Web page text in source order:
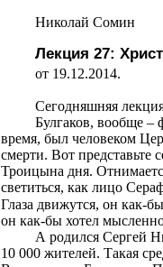
Николай Сомин
Лекция 27:
от 19.12.2014.
Сегодняшняя
Булгаков, вообще –
время, был человеком
смерти. Вот представьте
Троицына дня.
светиться, как лицо
Глаза движутся, он как-
он как-бы хотел
А родился Сергей
10 000 жителей. Такая